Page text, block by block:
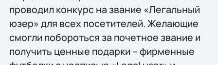
проводил конкурс на звание «Легальный
юзер» для всех посетителей. Желающие
смогли побороться за почетное звание и
получить ценные подарки – фирменные